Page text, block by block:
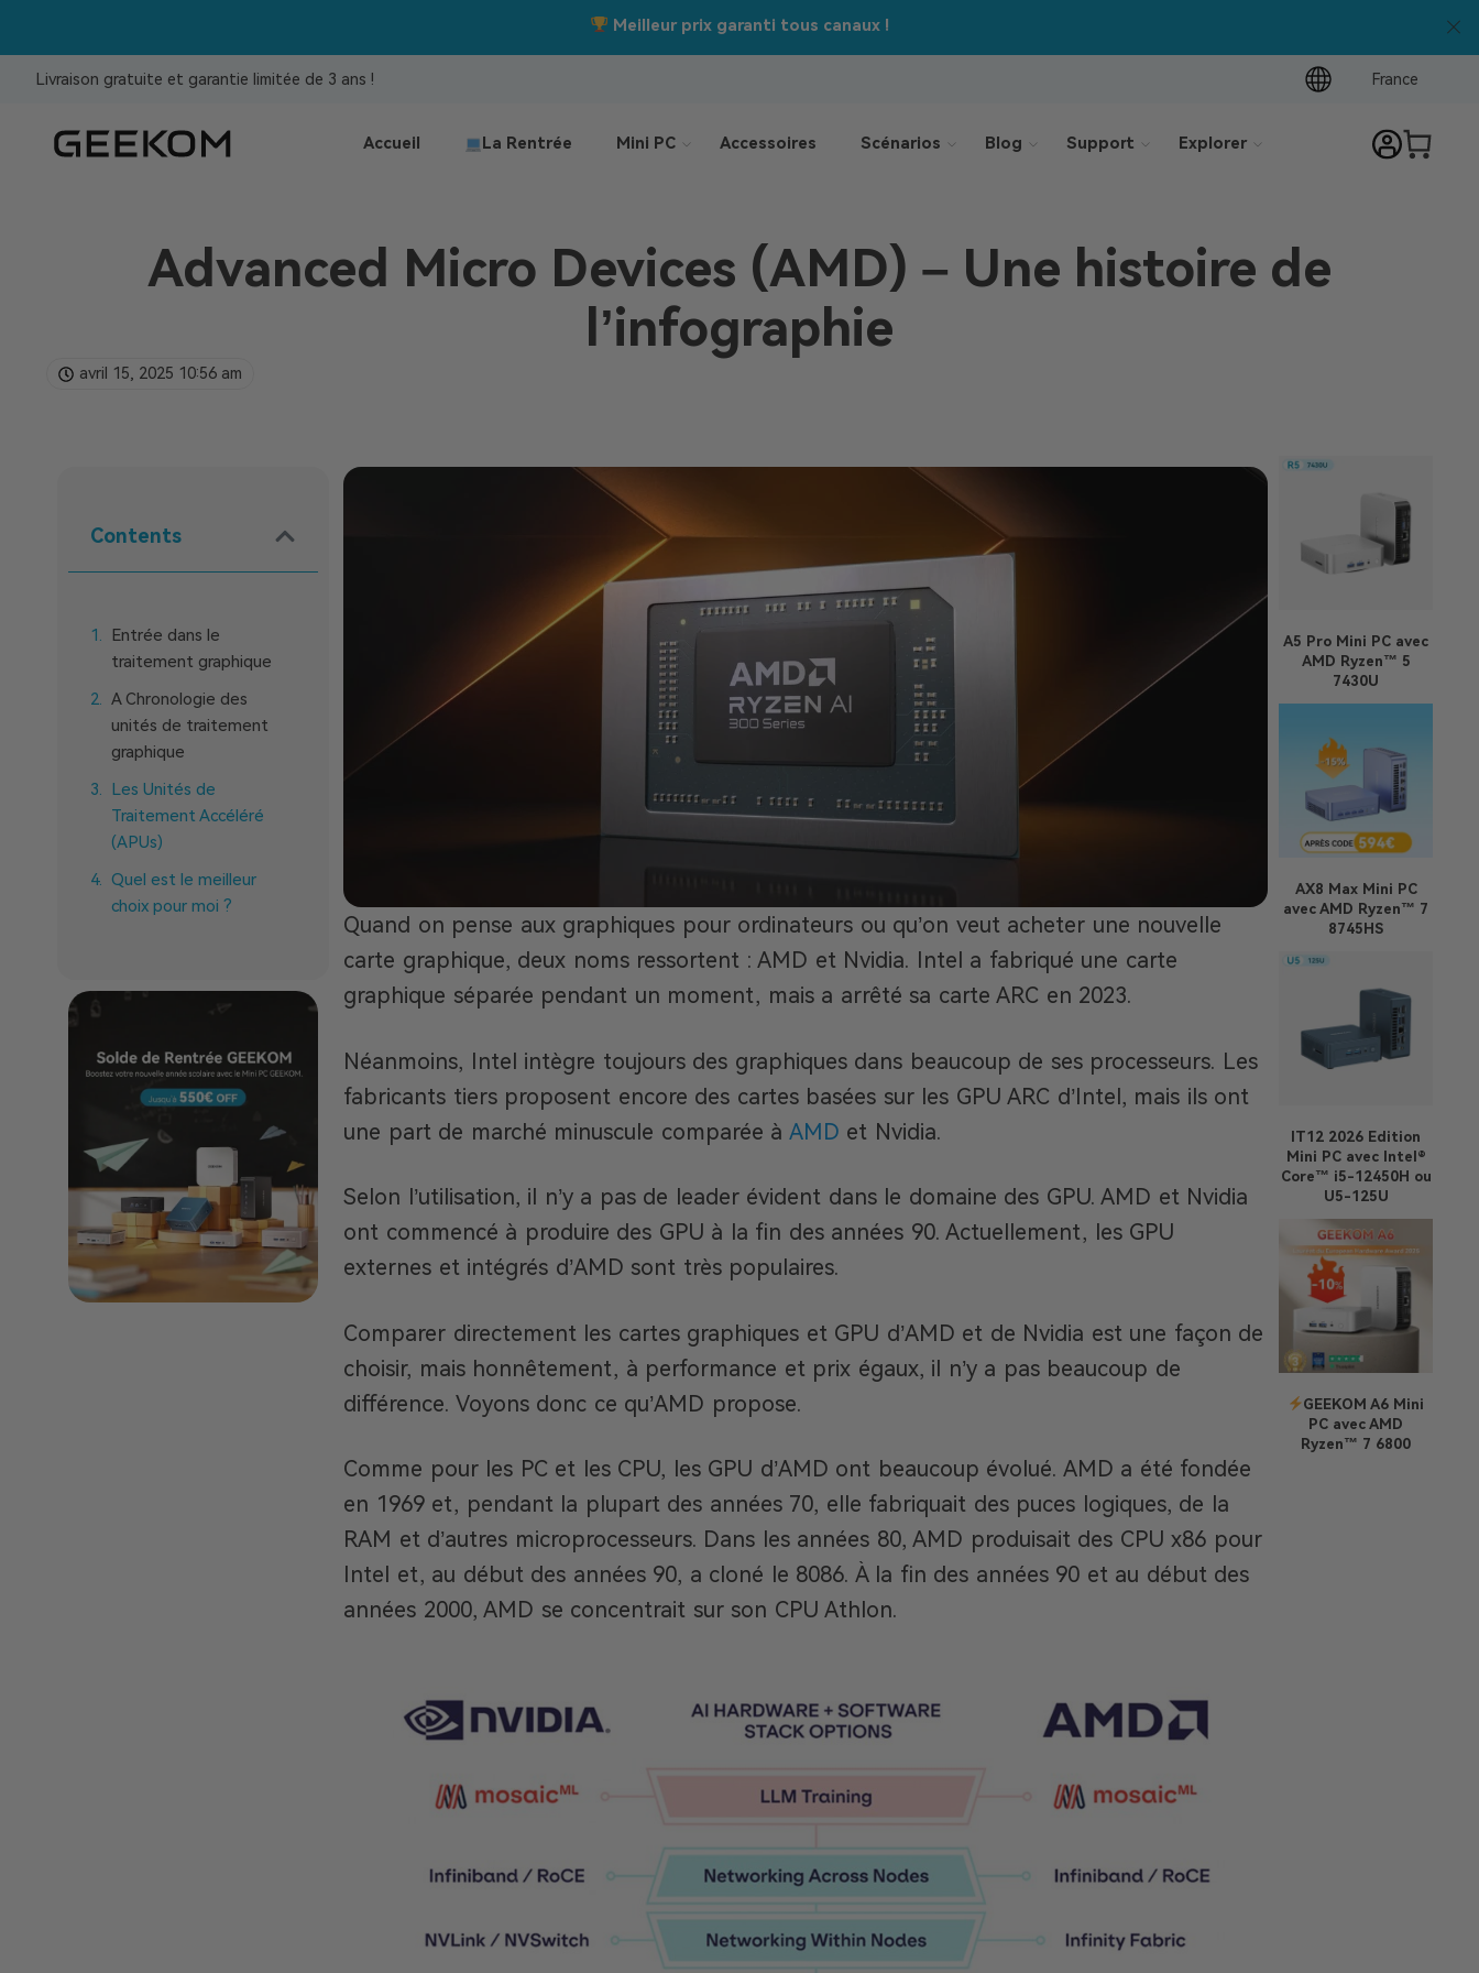
Offres de la rentrée :Jusqu’à –550 €
Livraison gratuite et garantie limitée de 3 ans ! France
Accueil La Rentrée Mini PC Accessoires Scénarios Blog Support Explorer
Advanced Micro Devices (AMD) – Une histoire de
l’infographie
avril 15, 2025 10:56 am
Contents
Entrée dans le
traitement graphique
A Chronologie des
unités de traitement
graphique
Les Unités de
Traitement Accéléré
(APUs)
Quel est le meilleur
choix pour moi ?
Quand on pense aux graphiques pour ordinateurs ou qu’on veut acheter une nouvelle
carte graphique, deux noms ressortent : AMD et Nvidia. Intel a fabriqué une carte
graphique séparée pendant un moment, mais a arrêté sa carte ARC en 2023.
Néanmoins, Intel intègre toujours des graphiques dans beaucoup de ses processeurs. Les
fabricants tiers proposent encore des cartes basées sur les GPU ARC d’Intel, mais ils ont
une part de marché minuscule comparée à AMD et Nvidia.
Selon l’utilisation, il n’y a pas de leader évident dans le domaine des GPU. AMD et Nvidia
ont commencé à produire des GPU à la fin des années 90. Actuellement, les GPU
externes et intégrés d’AMD sont très populaires.
Comparer directement les cartes graphiques et GPU d’AMD et de Nvidia est une façon de
choisir, mais honnêtement, à performance et prix égaux, il n’y a pas beaucoup de
différence. Voyons donc ce qu’AMD propose.
Comme pour les PC et les CPU, les GPU d’AMD ont beaucoup évolué. AMD a été fondée
en 1969 et, pendant la plupart des années 70, elle fabriquait des puces logiques, de la
RAM et d’autres microprocesseurs. Dans les années 80, AMD produisait des CPU x86 pour
Intel et, au début des années 90, a cloné le 8086. À la fin des années 90 et au début des
années 2000, AMD se concentrait sur son CPU Athlon.
A5 Pro Mini PC avec
AMD Ryzen™ 5
7430U
AX8 MaxMini PC
avec AMD Ryzen™ 7
8745HS
IT12 2026 Edition
Mini PC avec Intel®
Core™ i5-12450H ou
U5-125U
GEEKOM A6 Mini
PC avec AMD
Ryzen™ 7 6800